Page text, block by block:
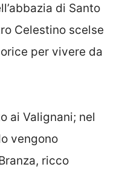
di Santo
Celestino scelse
per vivere da
ai Valignani; nel
vengono
ricco